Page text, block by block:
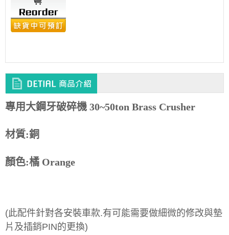
專用大鋼牙破碎機 30~50ton Brass Crusher
材質:銅
顏色:橘 Orange
(此配件針對各安裝車款.有可能需要做細微的修改與墊
片及插銷PIN的更換)